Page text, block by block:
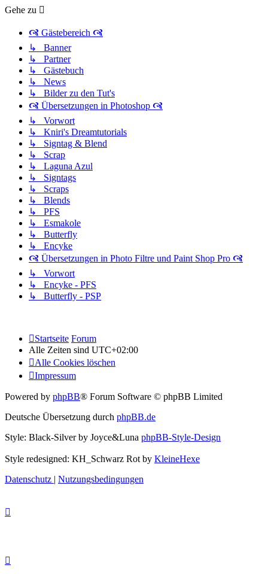
Gehe zu
🙧 Gästebereich 🙧
↳ Banner
↳ Partner
↳ Gästebuch
↳ News
↳ Bilder zu den Tut's
🙧 Übersetzungen in Photoshop 🙧
↳ Vorwort
↳ Kniri's Dreamtutorials
↳ Signtag & Blend
↳ Scrap
↳ Laguna Azul
↳ Signtags
↳ Scraps
↳ Blends
↳ PFS
↳ Esmakole
↳ Butterfly
↳ Encyke
🙧 Übersetzungen in Photo Filtre und Paint Shop Pro 🙧
↳ Vorwort
↳ Encyke - PFS
↳ Butterfly - PSP
Startseite Forum
Alle Zeiten sind UTC+02:00
Alle Cookies löschen
Impressum
Powered by phpBB® Forum Software © phpBB Limited
Deutsche Übersetzung durch phpBB.de
Style: Black-Silver by Joyce&Luna phpBB-Style-Design
Style redesigned: KH_Schwarz Rot by KleineHexe
Datenschutz | Nutzungsbedingungen